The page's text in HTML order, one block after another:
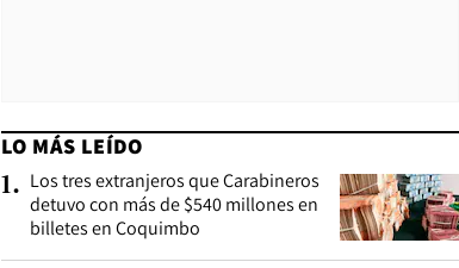
LO MÁS LEÍDO
1. Los tres extranjeros que Carabineros
detuvo con más de $540 millones en
billetes en Coquimbo